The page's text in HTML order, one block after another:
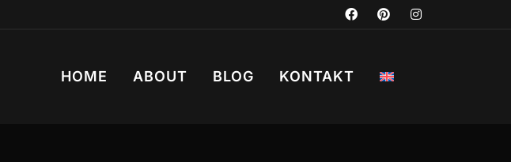
HOME ABOUT BLOG KONTAKT